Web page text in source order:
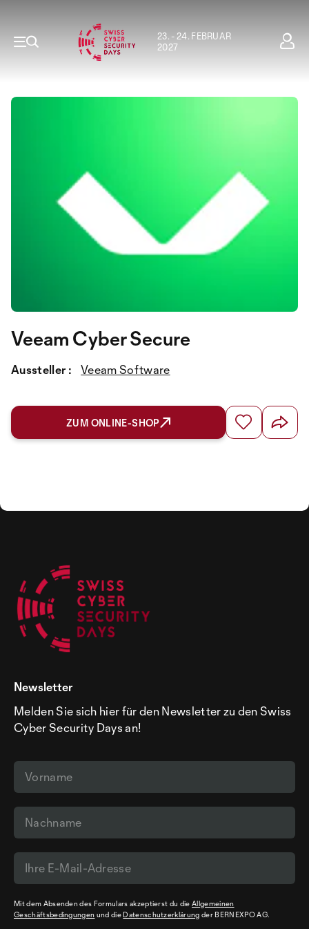
23. - 24. FEBRUAR
2027
Veeam Cyber Secure
Aussteller : Veeam Software
ZUM ONLINE-SHOP
Newsletter
Melden Sie sich hier für den Newsletter zu den Swiss
Cyber Security Days an!
Mit dem Absenden des Formulars akzeptierst du dieAllgemeinen
Geschäftsbedingungen und die Datenschutzerklärung der BERNEXPO AG.